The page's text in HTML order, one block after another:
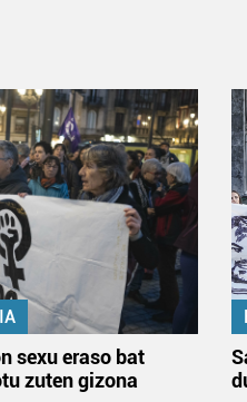
sexu eraso bat
zuten gizona